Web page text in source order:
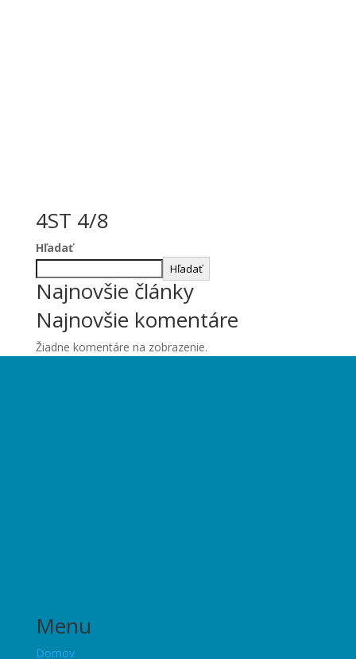
4ST 4/8
Hľadať
Hľadať
Najnovšie články
Najnovšie komentáre
Žiadne komentáre na zobrazenie.
Menu
Domov